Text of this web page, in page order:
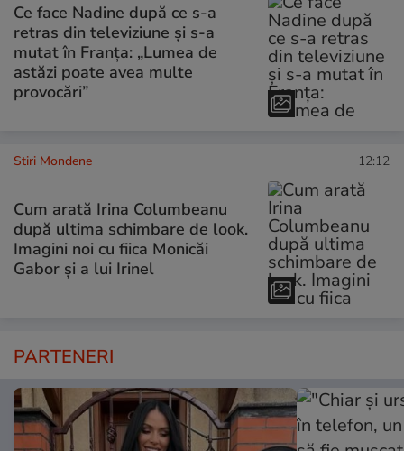
Ce face Nadine după ce s-a
retras din televiziune și s-a
mutat în Franța: „Lumea de
astăzi poate avea multe
provocări”
Stiri Mondene 12:12
Cum arată Irina Columbeanu
după ultima schimbare de look.
Imagini noi cu fiica Monicăi
Gabor și a lui Irinel
PARTENERI